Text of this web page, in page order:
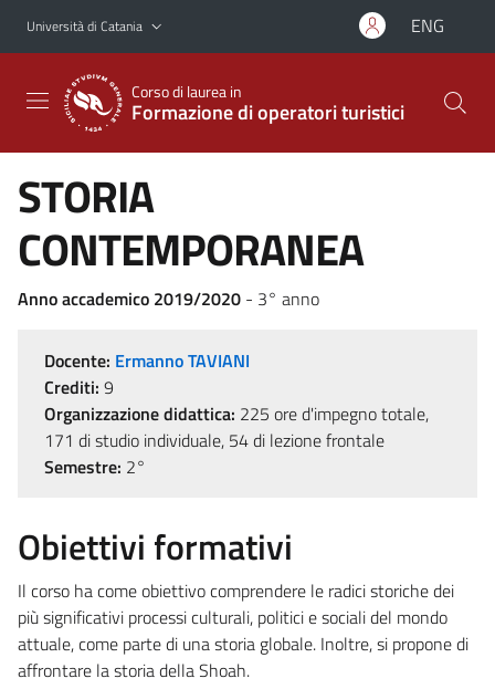
Vai al contenuto principale
Vai al menu di navigazione
Università di Catania ENG
Corso di laurea in
Formazione di operatori turistici
STORIA
CONTEMPORANEA
Anno accademico 2019/2020 - 3° anno
Docente: Ermanno TAVIANI
Crediti: 9
Organizzazione didattica: 225 ore d'impegno totale,
171 di studio individuale, 54 di lezione frontale
Semestre: 2°
Obiettivi formativi
Il corso ha come obiettivo comprendere le radici storiche dei
più significativi processi culturali, politici e sociali del mondo
attuale, come parte di una storia globale. Inoltre, si propone di
affrontare la storia della Shoah.